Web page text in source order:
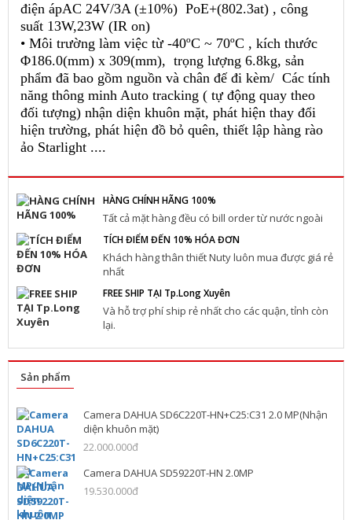
điện ápAC 24V/3A (±10%) PoE+(802.3at) , công
suất 13W,23W (IR on)
• Môi trường làm việc từ -40ºC ~ 70ºC , kích thước
Φ186.0(mm) x 309(mm), trọng lượng 6.8kg, sản
phẩm đã bao gồm nguồn và chân đế đi kèm/ Các tính
năng thông minh Auto tracking ( tự động quay theo
đối tượng) nhận diện khuôn mặt, phát hiện thay đổi
hiện trường, phát hiện đồ bỏ quên, thiết lập hàng rào
ảo Starlight ....
HÀNG CHÍNH HÃNG 100%
Tất cả mặt hàng đều có bill order từ nước ngoài
TÍCH ĐIỂM ĐẾN 10% HÓA ĐƠN
Khách hàng thân thiết Nuty luôn mua được giá rẻ
nhất
FREE SHIP TẠI Tp.Long Xuyên
Và hỗ trợ phí ship rẻ nhất cho các quận, tỉnh còn
lại.
Sản phẩm
Camera DAHUA SD6C220T-HN+C25:C31 2.0 MP(Nhận
diện khuôn mặt)
22.000.000đ
Camera DAHUA SD59220T-HN 2.0MP
19.530.000đ